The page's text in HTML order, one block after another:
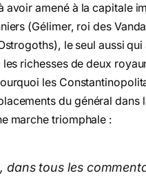
avoir amené à la capitale
(Gélimer, roi des
le seul aussi qui
richesses de deux
les
du général dans
marche triomphale :
dans tous les